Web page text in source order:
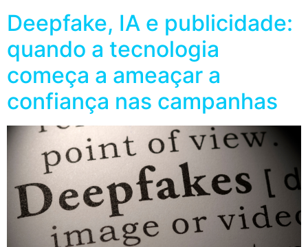
Deepfake, IA e publicidade:
quando a tecnologia
começa a ameaçar a
confiança nas campanhas